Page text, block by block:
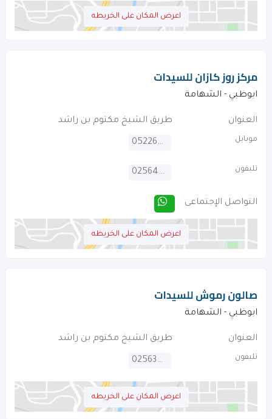
اعرض المكان على الخريطه
مركز روز كازان للسيدات
ابوظبي - الشهامة
العنوان طريق الشيخ مكتوم بن راشد
موبايل 0522601780
تليفون 025645626
التواصل الإجتماعى
اعرض المكان على الخريطه
صالون رموش للسيدات
ابوظبي - الشهامة
العنوان طريق الشيخ مكتوم بن راشد
تليفون 025634255
اعرض المكان على الخريطه